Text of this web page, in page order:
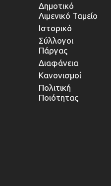
Δημοτικό
Λιμενικό Ταμείο
Ιστορικό
Σύλλογοι
Πάργας
Διαφάνεια
Κανονισμοί
Πολιτική
Ποιότητας